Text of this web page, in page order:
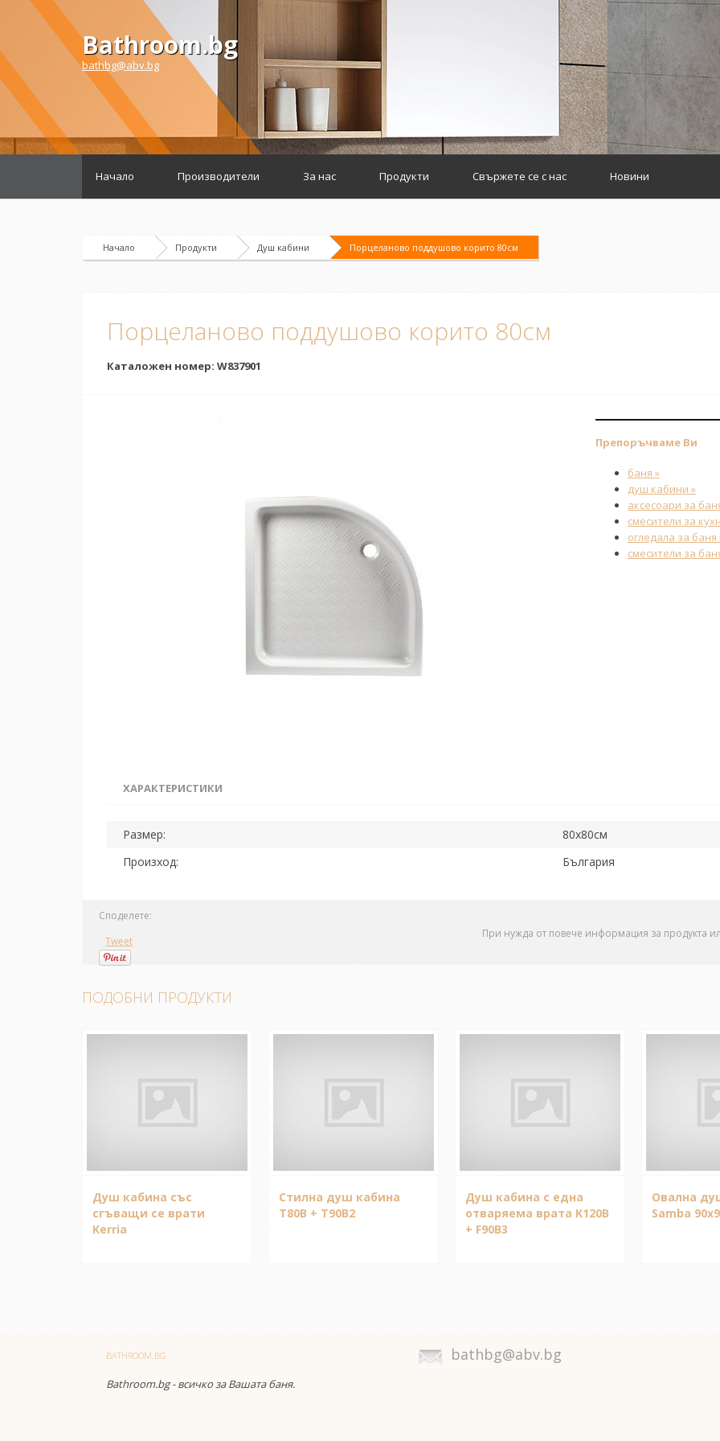
Bathroom.bg
bathbg@abv.bg
Начало Производители За нас Продукти Свържете се с нас Новини
Начало Продукти Душ кабини Порцеланово поддушово корито 80см
Порцеланово поддушово корито 80см
Каталожен номер: W837901
Препоръчваме Ви
баня »
душ кабини »
аксесоари за
смесители за
огледала за баня
смесители за
ХАРАКТЕРИСТИКИ
Размер:
80x80см
Произход:
България
Споделете:
Tweet
При нужда от повече информация за продукта
ПОДОБНИ ПРОДУКТИ
Душ кабина със
сгъващи се врати
Kerria
Стилна душ кабина
T80B + T90B2
Душ кабина с една
отваряема врата K120B
+ F90B3
Овална
Samba
BATHROOM.BG
Bathroom.bg - всичко за Вашата баня.
bathbg@abv.bg